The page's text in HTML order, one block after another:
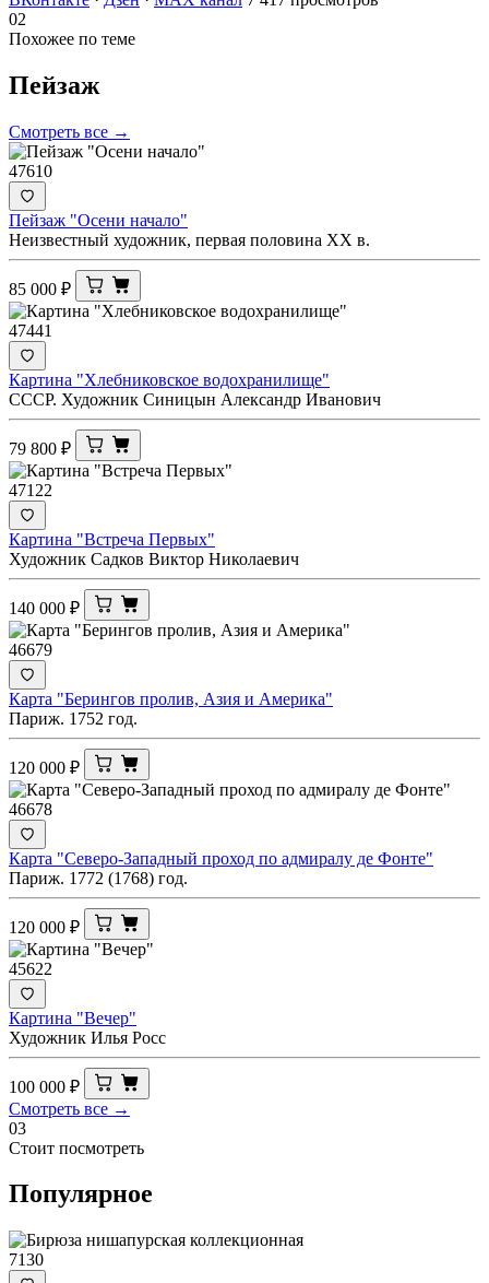
02
Похожее по теме
Пейзаж
Смотреть все →
47610
Пейзаж "Осени начало"
Неизвестный художник, первая половина ХХ в.
85 000 ₽
47441
Картина "Хлебниковское водохранилище"
СССР. Художник Синицын Александр Иванович
79 800 ₽
47122
Картина "Встреча Первых"
Художник Садков Виктор Николаевич
140 000 ₽
46679
Карта "Берингов пролив, Азия и Америка"
Париж. 1752 год.
120 000 ₽
46678
Карта "Северо-Западный проход по адмиралу де Фонте"
Париж. 1772 (1768) год.
120 000 ₽
45622
Картина "Вечер"
Художник Илья Росс
100 000 ₽
Смотреть все →
03
Стоит посмотреть
Популярное
7130